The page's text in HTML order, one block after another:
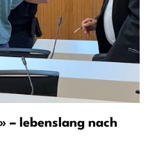
– lebenslang nach